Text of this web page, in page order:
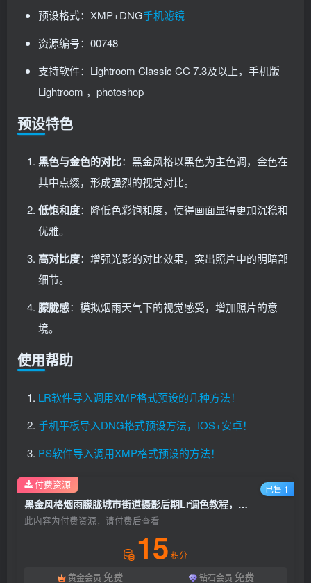
预设格式：XMP+DNG手机滤镜
资源编号：00748
支持软件：Lightroom Classic CC 7.3及以上，手机版
Lightroom ，photoshop
预设特色
黑色与金色的对比：黑金风格以黑色为主色调，金色在
其中点缀，形成强烈的视觉对比。
低饱和度：降低色彩饱和度，使得画面显得更加沉稳和
优雅。
高对比度：增强光影的对比效果，突出照片中的明暗部
细节。
朦胧感：模拟烟雨天气下的视觉感受，增加照片的意
境。
使用帮助
LR软件导入调用XMP格式预设的几种方法！
手机平板导入DNG格式预设方法，IOS+安卓！
PS软件导入调用XMP格式预设的方法！
黑金风格烟雨朦胧城市街道摄影后期Lr调色教程，手机滤镜PS+Lightroom预设下载！
此内容为付费资源，请付费后查看
15 积分
黄金会员 免费 钻石会员 免费
付费资源 已售 1